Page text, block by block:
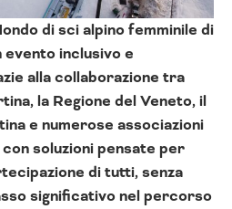
di sci alpino femminile di
inclusivo e
alla collaborazione tra
la Regione del Veneto, il
e numerose associazioni
soluzioni pensate per
di tutti, senza
significativo nel percorso